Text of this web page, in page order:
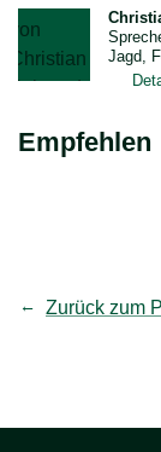
Jagd,
Empfehlen
Zurück zum